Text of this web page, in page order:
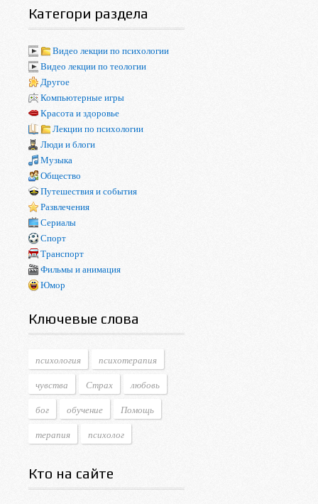
Категори раздела
Видео лекции по психологии
Видео лекции по теологии
Другое
Компьютерные игры
Красота и здоровье
Лекции по психологии
Люди и блоги
Музыка
Общество
Путешествия и события
Развлечения
Сериалы
Спорт
Транспорт
Фильмы и анимация
Юмор
Ключевые слова
психология
психотерапия
чувства
Страх
любовь
бог
обучение
Помощь
терапия
психолог
Кто на сайте